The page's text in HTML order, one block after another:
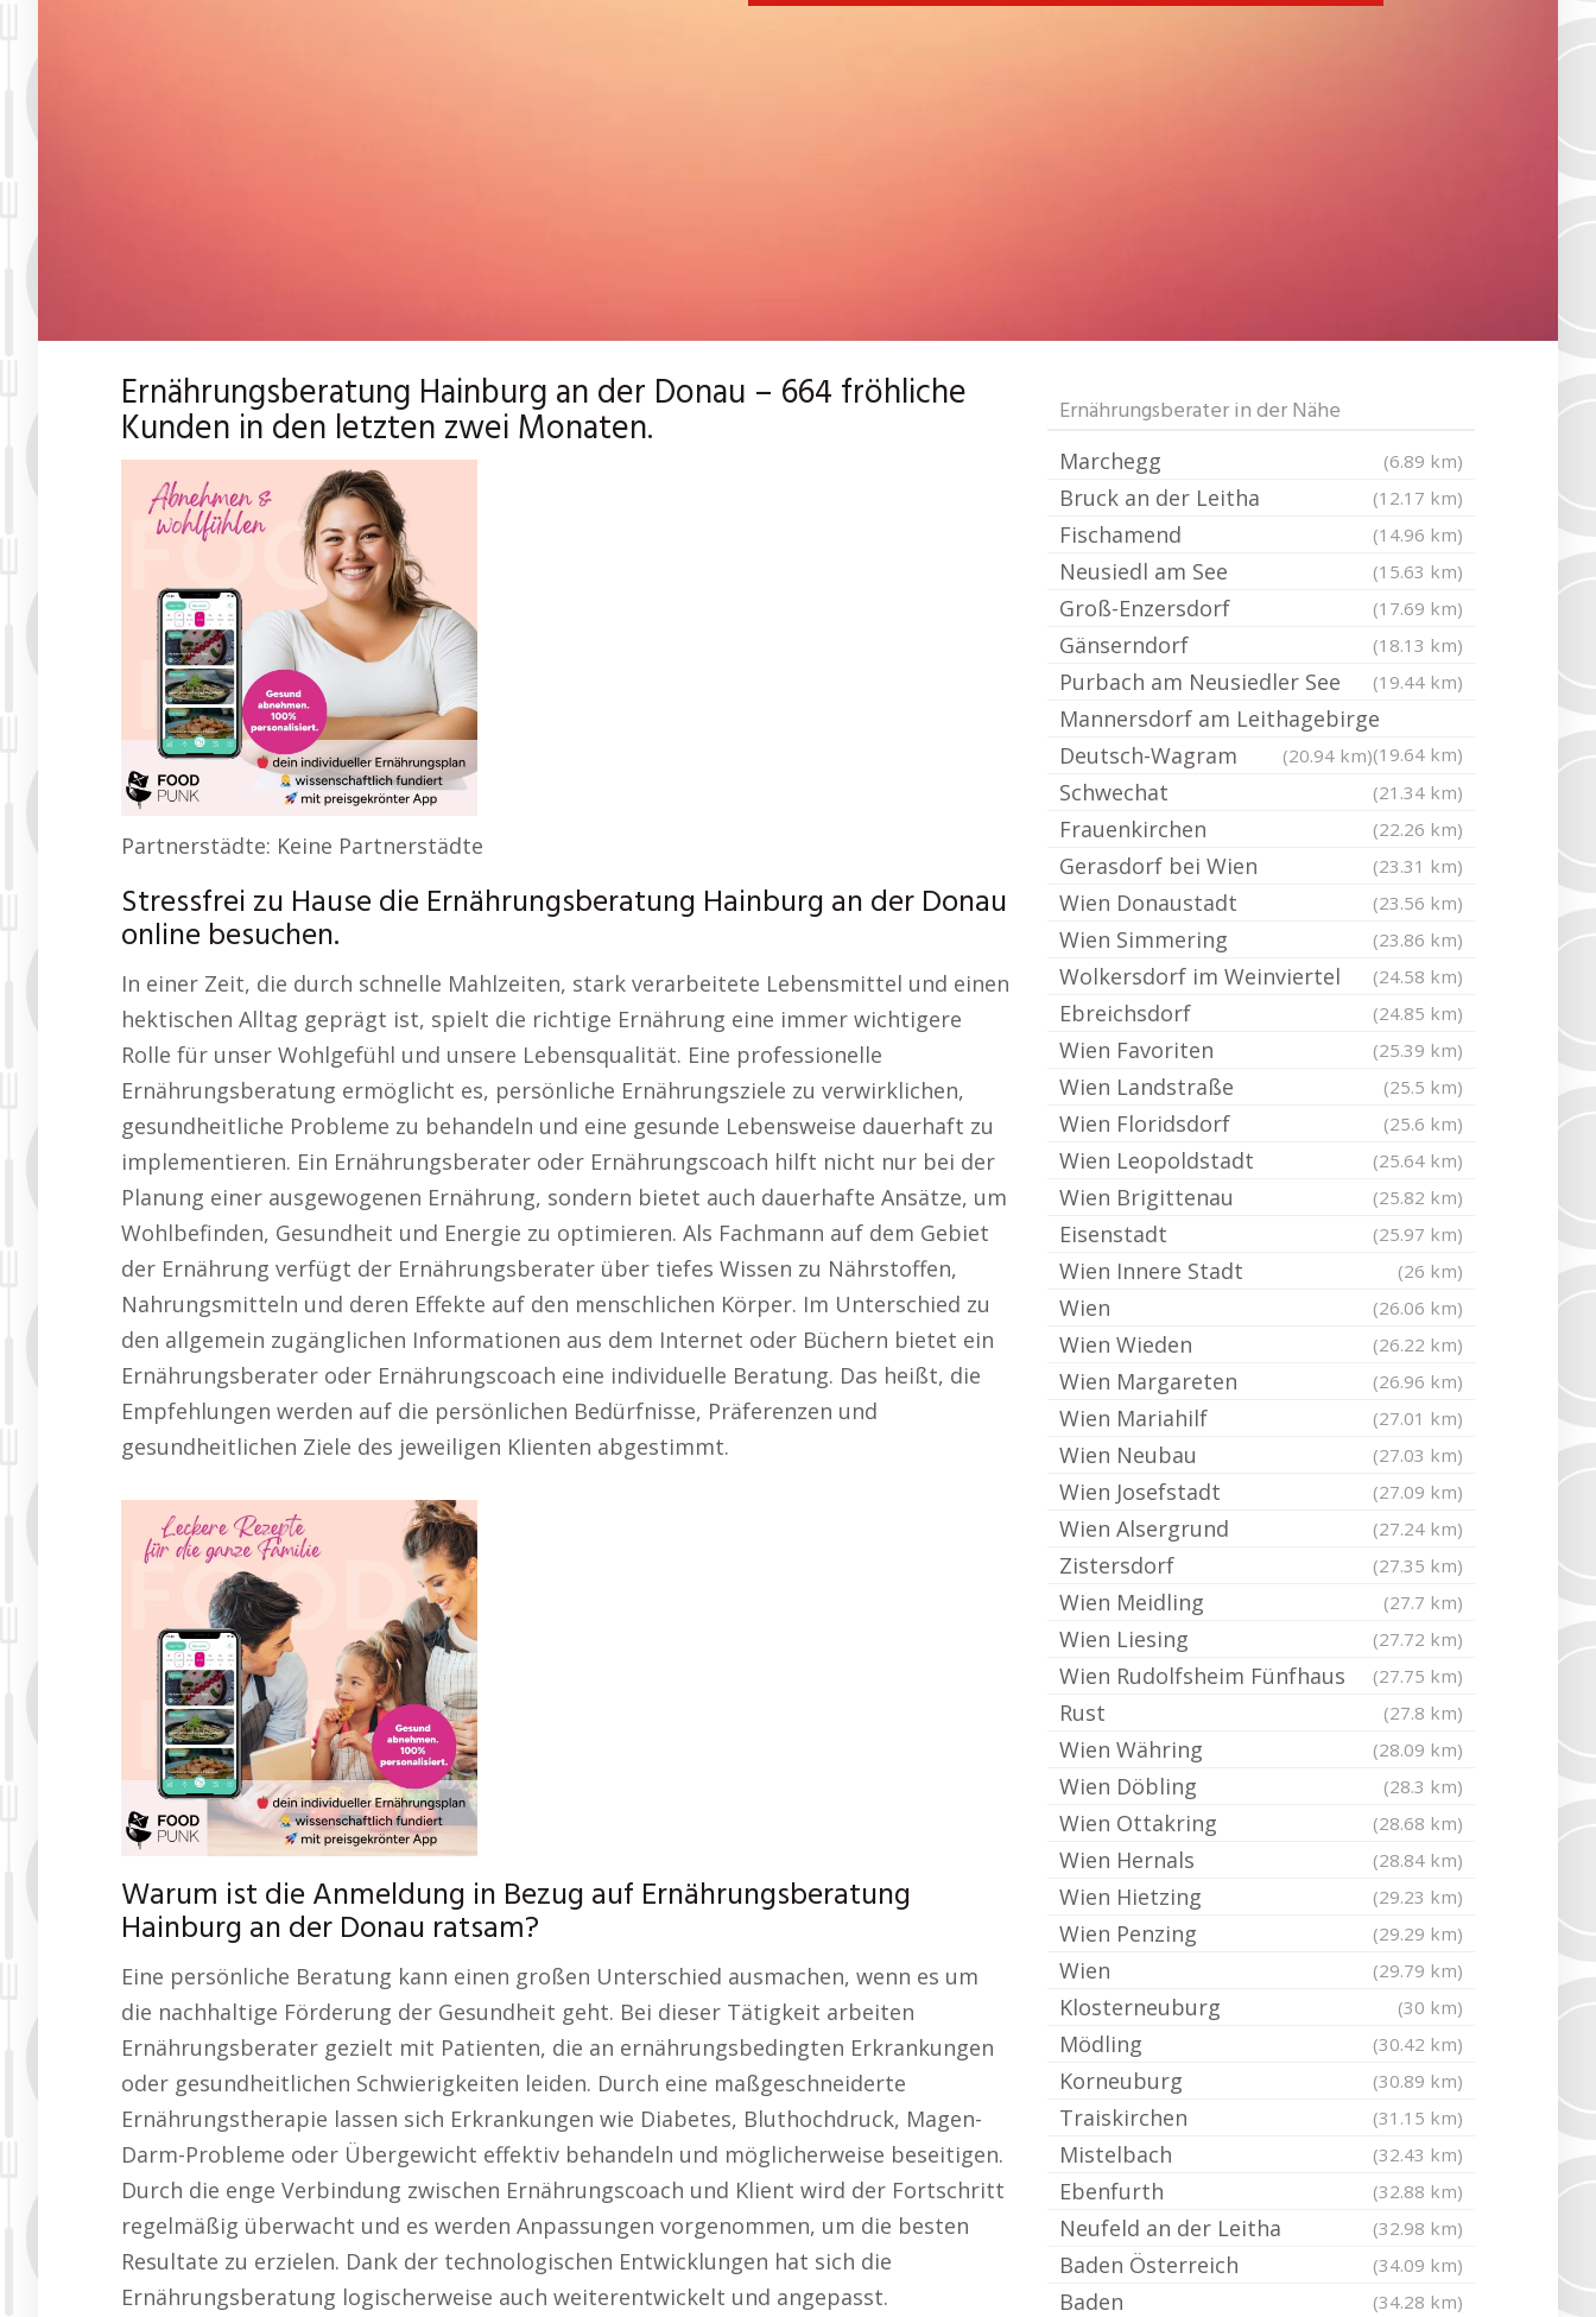
Ernährungsberatung Hainburg an der Donau – 664 fröhliche
Kunden in den letzten zwei Monaten.
Partnerstädte: Keine Partnerstädte
Stressfrei zu Hause die Ernährungsberatung Hainburg an der Donau
online besuchen.
In einer Zeit, die durch schnelle Mahlzeiten, stark verarbeitete Lebensmittel und einen
hektischen Alltag geprägt ist, spielt die richtige Ernährung eine immer wichtigere
Rolle für unser Wohlgefühl und unsere Lebensqualität. Eine professionelle
Ernährungsberatung ermöglicht es, persönliche Ernährungsziele zu verwirklichen,
gesundheitliche Probleme zu behandeln und eine gesunde Lebensweise dauerhaft zu
implementieren. Ein Ernährungsberater oder Ernährungscoach hilft nicht nur bei der
Planung einer ausgewogenen Ernährung, sondern bietet auch dauerhafte Ansätze, um
Wohlbefinden, Gesundheit und Energie zu optimieren. Als Fachmann auf dem Gebiet
der Ernährung verfügt der Ernährungsberater über tiefes Wissen zu Nährstoffen,
Nahrungsmitteln und deren Effekte auf den menschlichen Körper. Im Unterschied zu
den allgemein zugänglichen Informationen aus dem Internet oder Büchern bietet ein
Ernährungsberater oder Ernährungscoach eine individuelle Beratung. Das heißt, die
Empfehlungen werden auf die persönlichen Bedürfnisse, Präferenzen und
gesundheitlichen Ziele des jeweiligen Klienten abgestimmt.
Warum ist die Anmeldung in Bezug auf Ernährungsberatung
Hainburg an der Donau ratsam?
Eine persönliche Beratung kann einen großen Unterschied ausmachen, wenn es um
die nachhaltige Förderung der Gesundheit geht. Bei dieser Tätigkeit arbeiten
Ernährungsberater gezielt mit Patienten, die an ernährungsbedingten Erkrankungen
oder gesundheitlichen Schwierigkeiten leiden. Durch eine maßgeschneiderte
Ernährungstherapie lassen sich Erkrankungen wie Diabetes, Bluthochdruck, Magen-
Darm-Probleme oder Übergewicht effektiv behandeln und möglicherweise beseitigen.
Durch die enge Verbindung zwischen Ernährungscoach und Klient wird der Fortschritt
regelmäßig überwacht und es werden Anpassungen vorgenommen, um die besten
Resultate zu erzielen. Dank der technologischen Entwicklungen hat sich die
Ernährungsberatung logischerweise auch weiterentwickelt und angepasst.
Ernährungsberater in der Nähe
Marchegg (6.89 km)
Bruck an der Leitha (12.17 km)
Fischamend (14.96 km)
Neusiedl am See (15.63 km)
Groß-Enzersdorf (17.69 km)
Gänserndorf (18.13 km)
Purbach am Neusiedler See (19.44 km)
Mannersdorf am Leithagebirge
(19.64 km)
Deutsch-Wagram (20.94 km)
Schwechat (21.34 km)
Frauenkirchen (22.26 km)
Gerasdorf bei Wien (23.31 km)
Wien Donaustadt (23.56 km)
Wien Simmering (23.86 km)
Wolkersdorf im Weinviertel (24.58 km)
Ebreichsdorf (24.85 km)
Wien Favoriten (25.39 km)
Wien Landstraße (25.5 km)
Wien Floridsdorf (25.6 km)
Wien Leopoldstadt (25.64 km)
Wien Brigittenau (25.82 km)
Eisenstadt (25.97 km)
Wien Innere Stadt (26 km)
Wien (26.06 km)
Wien Wieden (26.22 km)
Wien Margareten (26.96 km)
Wien Mariahilf (27.01 km)
Wien Neubau (27.03 km)
Wien Josefstadt (27.09 km)
Wien Alsergrund (27.24 km)
Zistersdorf (27.35 km)
Wien Meidling (27.7 km)
Wien Liesing (27.72 km)
Wien Rudolfsheim Fünfhaus (27.75 km)
Rust (27.8 km)
Wien Währing (28.09 km)
Wien Döbling (28.3 km)
Wien Ottakring (28.68 km)
Wien Hernals (28.84 km)
Wien Hietzing (29.23 km)
Wien Penzing (29.29 km)
Wien (29.79 km)
Klosterneuburg (30 km)
Mödling (30.42 km)
Korneuburg (30.89 km)
Traiskirchen (31.15 km)
Mistelbach (32.43 km)
Ebenfurth (32.88 km)
Neufeld an der Leitha (32.98 km)
Baden Österreich (34.09 km)
Baden (34.28 km)